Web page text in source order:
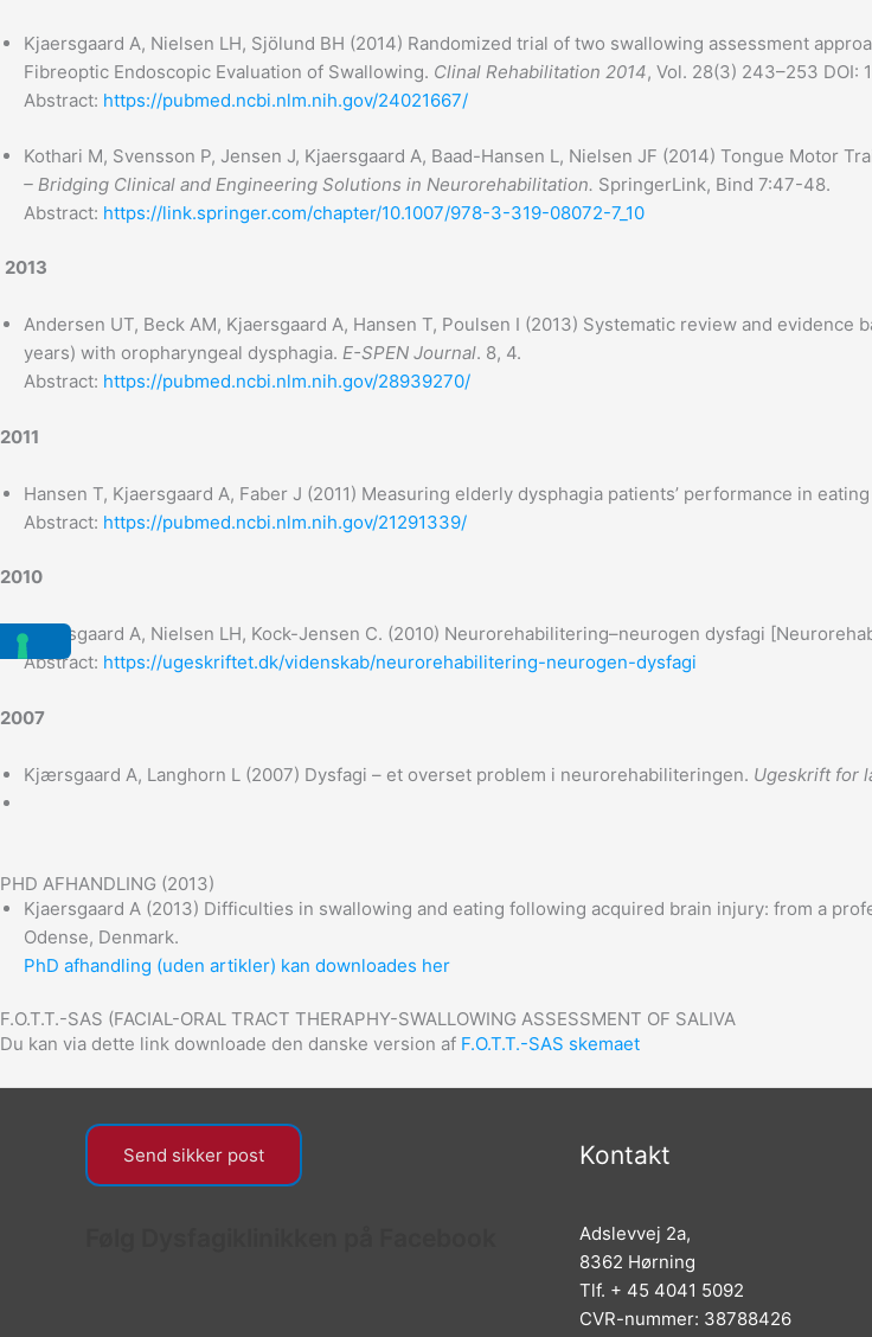
Kjaersgaard A, Nielsen LH, Sjölund BH (2014) Randomized trial of two swallowing assessment
Fibreoptic Endoscopic Evaluation of Swallowing. Clinal Rehabilitation 2014, Vol. 28(3) 243–253 DOI:
Abstract: https://pubmed.ncbi.nlm.nih.gov/24021667/
Kothari M, Svensson P, Jensen J, Kjaersgaard A, Baad-Hansen L, Nielsen JF (2014) Tongue Motor
– Bridging Clinical and Engineering Solutions in Neurorehabilitation. SpringerLink, Bind 7:47-48.
Abstract: https://link.springer.com/chapter/10.1007/978-3-319-08072-7_10
2013
Andersen UT, Beck AM, Kjaersgaard A, Hansen T, Poulsen I (2013) Systematic review and
years) with oropharyngeal dysphagia. E-SPEN Journal. 8, 4.
Abstract: https://pubmed.ncbi.nlm.nih.gov/28939270/
2011
Hansen T, Kjaersgaard A, Faber J (2011) Measuring elderly dysphagia patients’ performance in
Abstract: https://pubmed.ncbi.nlm.nih.gov/21291339/
2010
Kjaersgaard A, Nielsen LH, Kock-Jensen C. (2010) Neurorehabilitering–neurogen dysfagi
Abstract: https://ugeskriftet.dk/videnskab/neurorehabilitering-neurogen-dysfagi
2007
Kjærsgaard A, Langhorn L (2007) Dysfagi – et overset problem i neurorehabiliteringen. Ugeskrift for
PHD AFHANDLING (2013)
Kjaersgaard A (2013) Difficulties in swallowing and eating following acquired brain injury: from a
Odense, Denmark.
PhD afhandling (uden artikler) kan downloades her
F.O.T.T.-SAS (FACIAL-ORAL TRACT THERAPHY-SWALLOWING ASSESSMENT OF SALIVA
Du kan via dette link downloade den danske version af F.O.T.T.-SAS skemaet
Send sikker post Kontakt
Adslevvej 2a,
8362 Hørning
Tlf. + 45 4041 5092
CVR-nummer: 38788426